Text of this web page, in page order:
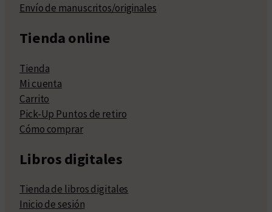
Envío de manuscritos/originales
Tienda online
Tienda
Mi cuenta
Carrito
Pick-Up Puntos de retiro
Cómo comprar
Libros digitales
Tienda de libros digitales
Inicio de sesión